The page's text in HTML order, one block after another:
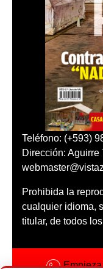
Teléfono: (+593)
Dirección: Aguirre
Prohibida la
cualquier idioma,
titular, de todos